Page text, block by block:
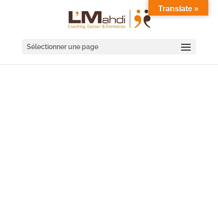
Sélectionner une page
Translate »